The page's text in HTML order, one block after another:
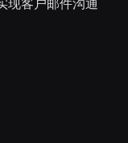
现客户邮件沟通